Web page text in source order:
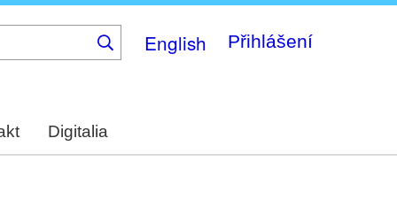
English Přihlášení
Digitalia